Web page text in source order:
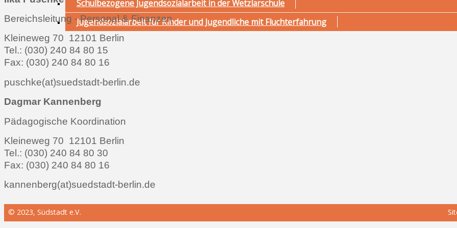
Schulbezogene Jugendsozialarbeit in der Wetzlarschule
Jugendsozialarbeit für Kinder und Jugendliche mit Fluchterfahrung
Bereichsleitung - Personal & Finanzen
Kleineweg 70 12101 Berlin
Tel.: (030) 240 84 80 15
Fax: (030) 240 84 80 16
puschke(at)suedstadt-berlin.de
Dagmar Kannenberg
Pädagogische Koordination
Kleineweg 70 12101 Berlin
Tel.: (030) 240 84 80 30
Fax: (030) 240 84 80 16
kannenberg(at)suedstadt-berlin.de
© 2023, Südstadt e.V.